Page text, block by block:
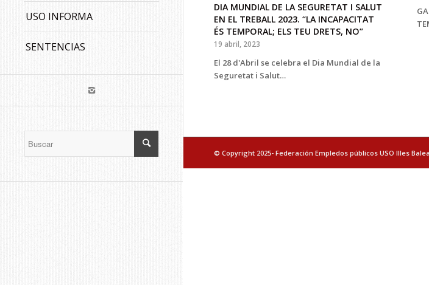
USO INFORMA
SENTENCIAS
DIA MUNDIAL DE LA SEGURETAT I SALUT
EN EL TREBALL 2023. “LA INCAPACITAT
ÉS TEMPORAL; ELS TEU DRETS, NO”
19 abril, 2023
El 28 d'Abril se celebra el Dia Mundial de la
Seguretat i Salut…
© Copyright 2025- Federación Empledos públicos USO Illes